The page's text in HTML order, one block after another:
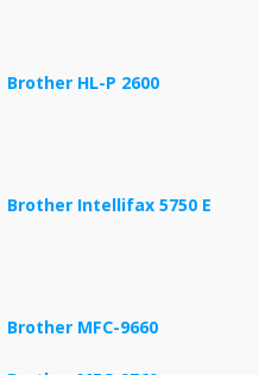
Brother HL-P 2600
Brother Intellifax 5750 E
Brother MFC-9660